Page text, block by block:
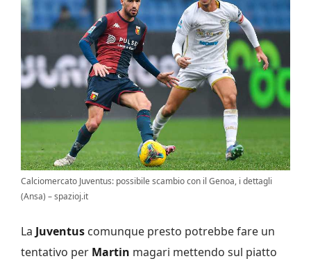
Calciomercato Juventus: possibile scambio con il Genoa, i dettagli
(Ansa) – spazioj.it
La Juventus comunque presto potrebbe fare un
tentativo per Martin magari mettendo sul piatto